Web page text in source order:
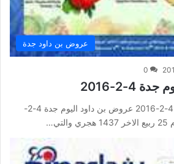
عروض بن داود جدة
0
2-2016
عروض بن داود اليوم جدة 4-2-2016 عروض بن داود اليوم جدة 4-2-